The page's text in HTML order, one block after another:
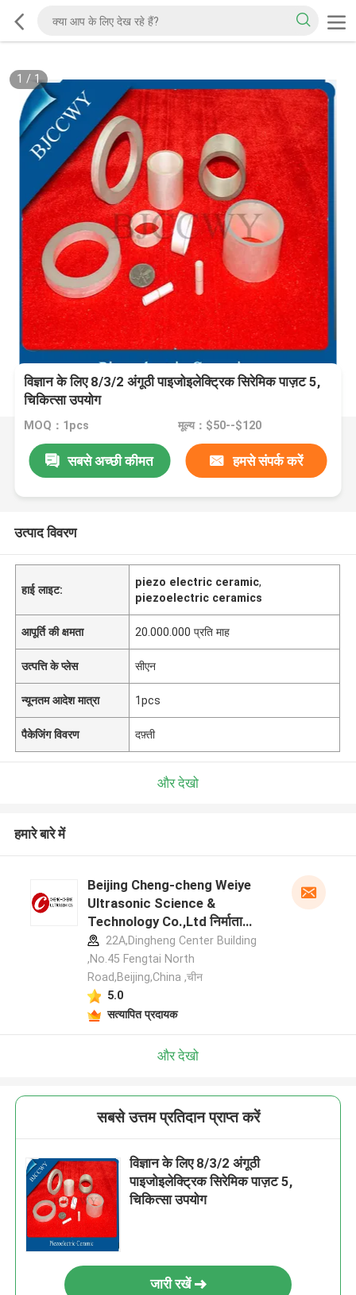
1 / 1
विज्ञान के लिए 8/3/2 अंगूठी पाइजोइलेक्ट्रिक सिरेमिक पाज़ट 5,
चिकित्सा उपयोग
MOQ：1pcs मूल्य：$50--$120
सबसे अच्छी कीमत हमसे संपर्क करें
उत्पाद विवरण
हाई लाइट:
piezo electric ceramic,
piezoelectric ceramics
आपूर्ति की क्षमता 20.000.000 प्रति माह
उत्पत्ति के प्लेस सीएन
न्यूनतम आदेश मात्रा 1pcs
पैकेजिंग विवरण दफ़्ती
और देखो
हमारे बारे में
Beijing Cheng-cheng Weiye
Ultrasonic Science &
Technology Co.,Ltd निर्माता
प्रोफ़ाइल
22A,Dingheng Center Building
,No.45 Fengtai North
Road,Beijing,China ,चीन
5.0
सत्यापित प्रदायक
और देखो
सबसे उत्तम प्रतिदान प्राप्त करें
विज्ञान के लिए 8/3/2 अंगूठी
पाइजोइलेक्ट्रिक सिरेमिक पाज़ट 5,
चिकित्सा उपयोग
जारी रखें